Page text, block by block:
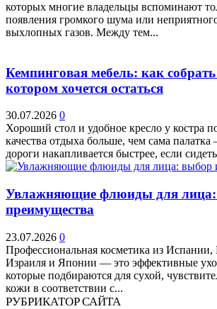
которых многие владельцы вспоминают
появления громкого шума или
выхлопных газов. Между тем...
Кемпинговая мебель: как
котором хочется остаться
30.07.2026 0
Хороший стол и удобное кресло у костра
качества отдыха больше, чем сама палатка
дороги накапливается быстрее, если
Увлажняющие флюиды для
преимущества
23.07.2026 0
Профессиональная косметика из Испании,
Израиля и Японии — это эффективные
которые подбираются для сухой,
кожи в соответствии с...
РУБРИКАТОР САЙТА